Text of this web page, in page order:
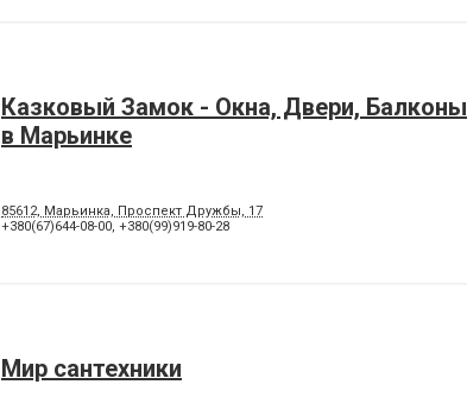
Казковый Замок - Окна, Двери, Балконы
в Марьинке
85612, Марьинка, Проспект Дружбы, 17
+380(67)644-08-00, +380(99)919-80-28
Мир сантехники